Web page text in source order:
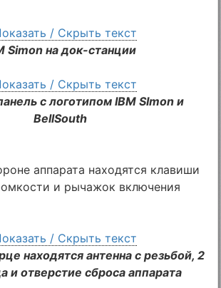
/ Скрыть текст
Simon на док-станции
/ Скрыть текст
с логотипом IBM SImon и
BellSouth
аппарата находятся клавиши
и рычажок включения
/ Скрыть текст
находятся антенна с резьбой, 2
и отверстие сброса аппарата